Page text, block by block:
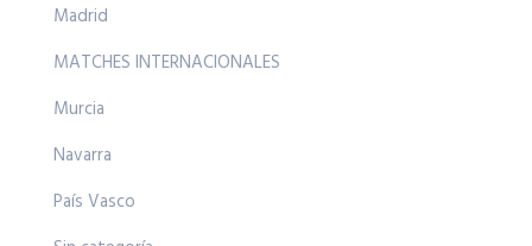
Madrid
MATCHES INTERNACIONALES
Murcia
Navarra
País Vasco